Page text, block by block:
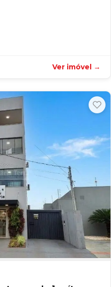
Ver imóvel →